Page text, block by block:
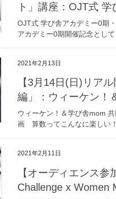
ト」講座：OJT式
OJT式 学び舎アカデミー0期
アカデミー0期開催記念とし
2021年2月13日
【3月14日(日)リア
編」：ウィーケン！
ウィーケン！＆学び舎mom
画 算数ってこんなに楽しい
2021年2月11日
【オーディエンス
Challenge x Women